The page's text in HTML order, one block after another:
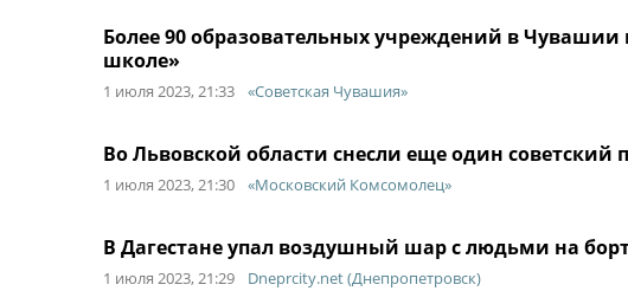
Более 90 образовательных учреждений в
школе»
1 июля 2023, 21:33 «Советская Чувашия»
Во Львовской области снесли еще один советский
1 июля 2023, 21:30 «Московский Комсомолец»
В Дагестане упал воздушный шар с людьми на
1 июля 2023, 21:29 Dneprcity.net (Днепропетровск)